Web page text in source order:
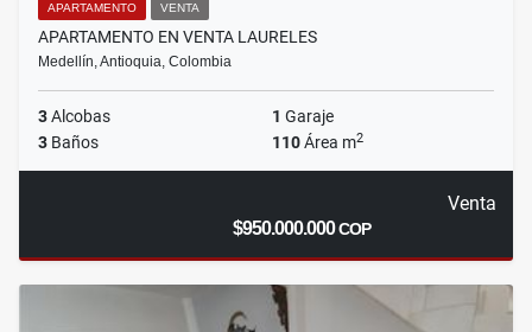
APARTAMENTO VENTA
APARTAMENTO EN VENTA LAURELES
Medellín, Antioquia, Colombia
3Alcobas 1 Garaje
3 Baños 110Área m2
Venta
$950.000.000COP